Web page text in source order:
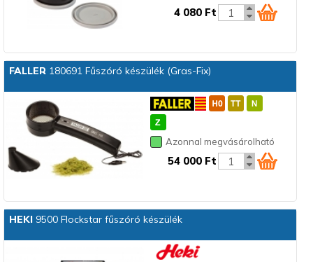
4 080 Ft
FALLER180691 Fűszóró készülék (Gras-Fix)
Azonnal megvásárolható
54 000 Ft
HEKI9500 Flockstar fűszóró készülék